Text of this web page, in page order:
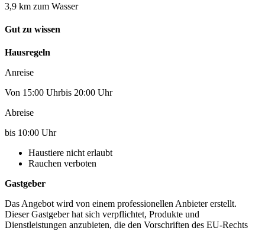
3,9 km zum Wasser
Gut zu wissen
Hausregeln
Anreise
Von 15:00 Uhrbis 20:00 Uhr
Abreise
bis 10:00 Uhr
Haustiere nicht erlaubt
Rauchen verboten
Gastgeber
Das Angebot wird von einem professionellen Anbieter erstellt.
Dieser Gastgeber hat sich verpflichtet, Produkte und
Dienstleistungen anzubieten, die den Vorschriften des EU-Rechts